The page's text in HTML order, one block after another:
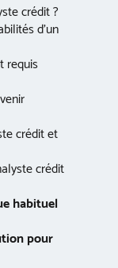
crédit ?
d’un
requis
crédit et
crédit
habituel
pour